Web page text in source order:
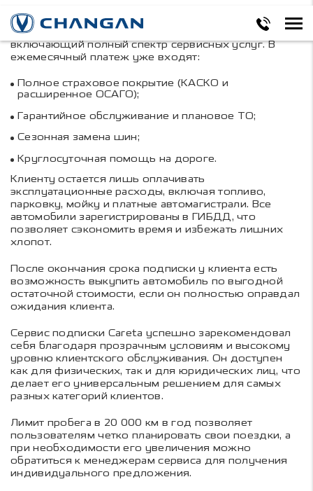
Подписка на автомобиль – это удобный и выгодный
формат использования транспортного средства,
включающий полный спектр сервисных услуг. В
ежемесячный платеж уже входят:
Полное страховое покрытие (КАСКО и
расширенное ОСАГО);
Гарантийное обслуживание и плановое ТО;
Сезонная замена шин;
Круглосуточная помощь на дороге.
Клиенту остается лишь оплачивать
эксплуатационные расходы, включая топливо,
парковку, мойку и платные автомагистрали. Все
автомобили зарегистрированы в ГИБДД, что
позволяет сэкономить время и избежать лишних
хлопот.
После окончания срока подписки у клиента есть
возможность выкупить автомобиль по выгодной
остаточной стоимости, если он полностью оправдал
ожидания клиента.
Сервис подписки Careta успешно зарекомендовал
себя благодаря прозрачным условиям и высокому
уровню клиентского обслуживания. Он доступен
как для физических, так и для юридических лиц, что
делает его универсальным решением для самых
разных категорий клиентов.
Лимит пробега в 20 000 км в год позволяет
пользователям четко планировать свои поездки, а
при необходимости его увеличения можно
обратиться к менеджерам сервиса для получения
индивидуального предложения.